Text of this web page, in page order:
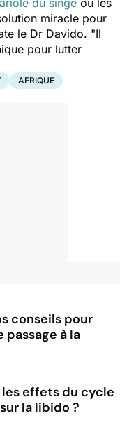
miracle pour
le Dr Davido. "Il
pour lutter
AFRIQUE
conseils pour
passage à la
effets du cycle
la libido ?